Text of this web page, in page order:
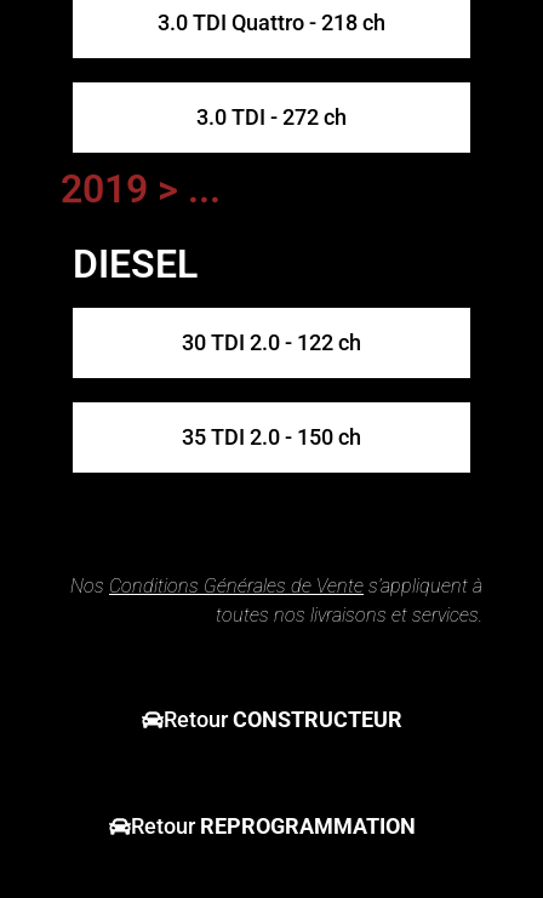
3.0 TDI Quattro - 218 ch
3.0 TDI - 272 ch
2019 > ...
DIESEL
30 TDI 2.0 - 122 ch
35 TDI 2.0 - 150 ch
Nos Conditions Générales de Vente s’appliquent à
toutes nos livraisons et services.
RetourCONSTRUCTEUR
RetourREPROGRAMMATION